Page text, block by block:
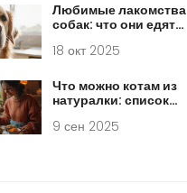
Любимые лакомства
собак: что они едят
18 окт 2025
Что можно котам из
натуралки: список
и меню 2025
9 сен 2025